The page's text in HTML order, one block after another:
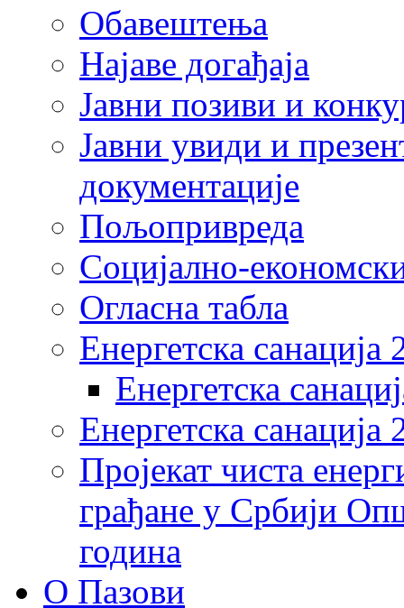
Обавештења
Најаве догађаја
Јавни позиви и
Јавни увиди и
документације
Пољопривреда
Социјално-
Огласна табла
Енергетска санација
Енергетска
Енергетска
Пројекат чиста
грађане у Србији
година
О Пазови